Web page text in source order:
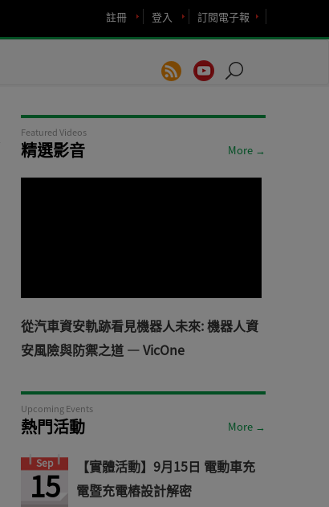
訂閱電子報
登入
註冊
Featured Videos
精選影音 More →
從汽車資安軌跡看見機器人未來: 機器人資
安風險與防禦之道 — VicOne
Upcoming Events
熱門活動 More →
Sep
15
【實體活動】9月15日 電動車充
電暨充電樁設計解密